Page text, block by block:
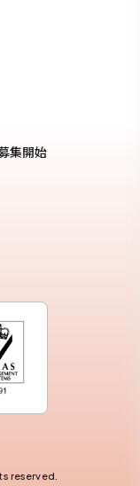
集開始
reserved.